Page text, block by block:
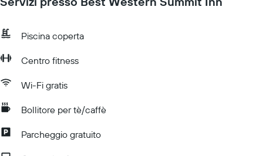
Piscina coperta
Centro fitness
Wi-Fi gratis
Bollitore per tè/caffè
Parcheggio gratuito